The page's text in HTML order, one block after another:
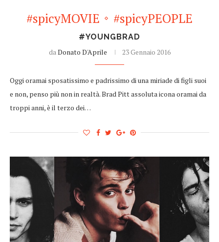
#spicyMOVIE #spicyPEOPLE
#YOUNGBRAD
daDonato D'Aprile 23 Gennaio 2016
Oggi oramai sposatissimo e padrissimo di una miriade di figli suoi
e non, penso più non in realtà. Brad Pitt assoluta icona oramai da
troppi anni, è il terzo dei…